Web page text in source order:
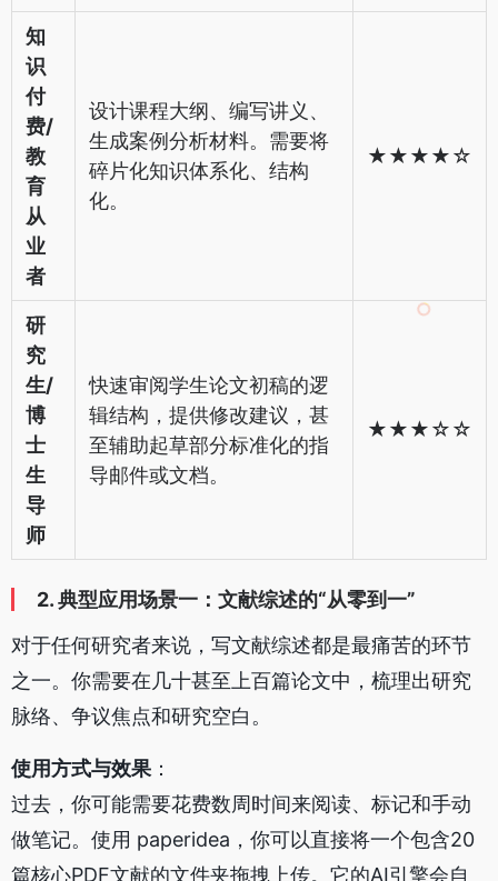
知
识
付
费/
教
育
从
业
者
设计课程大纲、编写讲义、
生成案例分析材料。需要将
碎片化知识体系化、结构
化。
★★★★☆
研
究
生/
博
士
生
导
师
快速审阅学生论文初稿的逻
辑结构，提供修改建议，甚
至辅助起草部分标准化的指
导邮件或文档。
★★★☆☆
2. 典型应用场景一：文献综述的“从零到一”
对于任何研究者来说，写文献综述都是最痛苦的环节
之一。你需要在几十甚至上百篇论文中，梳理出研究
脉络、争议焦点和研究空白。
使用方式与效果 ：
过去，你可能需要花费数周时间来阅读、标记和手动
做笔记。使用 paperidea，你可以直接将一个包含20
篇核心PDF文献的文件夹拖拽上传。它的AI引擎会自